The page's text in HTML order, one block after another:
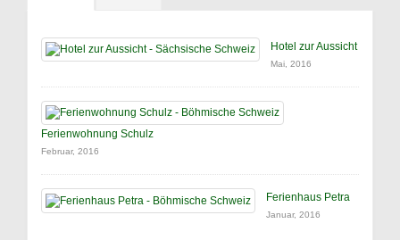
Hotel zur Aussicht
Mai, 2016
Ferienwohnung Schulz
Februar, 2016
Ferienhaus Petra
Januar, 2016